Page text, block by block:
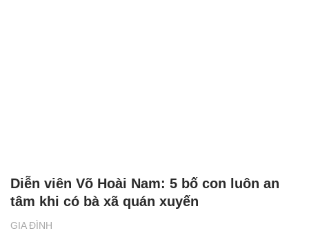
GIA ĐÌNH
Diễn viên Võ Hoài Nam: 5 bố con luôn an
tâm khi có bà xã quán xuyến